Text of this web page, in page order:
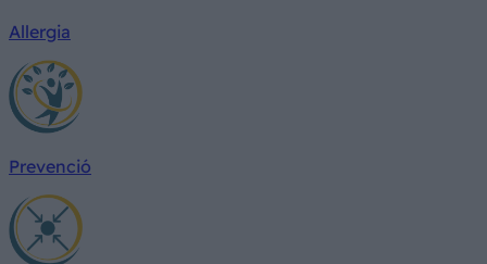
Allergia
Prevenció